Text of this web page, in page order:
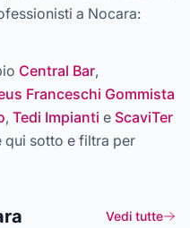
a Nocara:
Central Bar,
Franceschi Gommista
, Tedi Impianti e ScaviTer
qui sotto e filtra per
Vedi tutte